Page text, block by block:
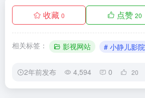
收藏 0 点赞 20
相关标签： 影视网站 # 小静儿影院
2年前发布 4,594 0 20